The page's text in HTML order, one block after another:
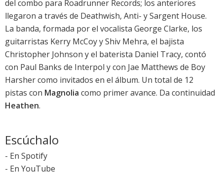
del combo para Roadrunner Records; los anteriores
llegaron a través de Deathwish, Anti- y Sargent House.
La banda, formada por el vocalista George Clarke, los
guitarristas Kerry McCoy y Shiv Mehra, el bajista
Christopher Johnson y el baterista Daniel Tracy, contó
con Paul Banks de Interpol y con Jae Matthews de Boy
Harsher como invitados en el álbum. Un total de 12
pistas con Magnolia como primer avance. Da continuidad
Heathen.
Escúchalo
- En Spotify
- En YouTube